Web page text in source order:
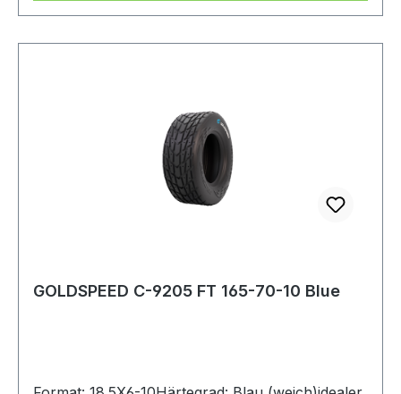
GOLDSPEED C-9205 FT 165-70-10 Blue